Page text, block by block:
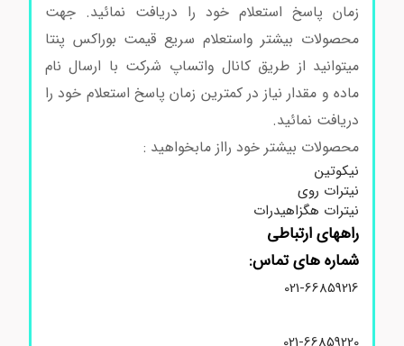
زمان پاسخ استعلام خود را دریافت نمائید. جهت
محصولات بیشتر واستعلام سریع قیمت بوراکس پنتا
میتوانید از طریق کانال واتساپ شرکت با ارسال نام
ماده و مقدار نیاز در کمترین زمان پاسخ استعلام خود را
دریافت نمائید.
محصولات بیشتر خود رااز مابخواهید :
نیکوتین
نیترات روی
نیترات هگزاهیدرات
راههای ارتباطی
شماره های تماس:
021-66859216